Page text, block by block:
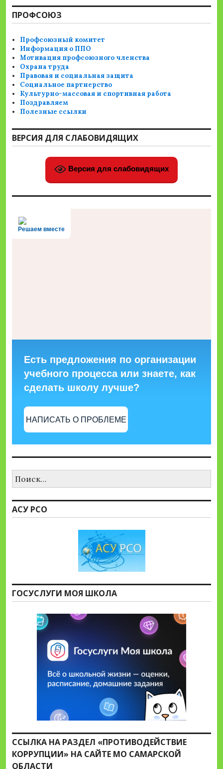
ПРОФСОЮЗ
Профсоюзный комитет
Информация о ППО
Мотивация профсоюзного членства
Охрана труда
Правовая и социальная защита
Социальное партнерство
Культурно-массовая и спортивная работа
Поздравляем
Полезные ссылки
ВЕРСИЯ ДЛЯ СЛАБОВИДЯЩИХ
Версия для слабовидящих
Решаем вместе
Есть предложения по организации
учебного процесса или знаете, как
сделать школу лучше?
НАПИСАТЬ О ПРОБЛЕМЕ
АСУ РСО
ГОСУСЛУГИ МОЯ ШКОЛА
ССЫЛКА НА РАЗДЕЛ «ПРОТИВОДЕЙСТВИЕ
КОРРУПЦИИ» НА САЙТЕ МО САМАРСКОЙ
ОБЛАСТИ